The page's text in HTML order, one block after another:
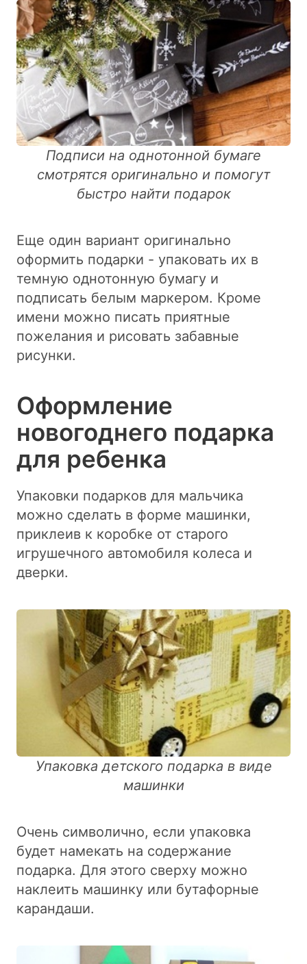
Подписи на однотонной бумаге
смотрятся оригинально и помогут
быстро найти подарок
Еще один вариант оригинально
оформить подарки - упаковать их в
темную однотонную бумагу и
подписать белым маркером. Кроме
имени можно писать приятные
пожелания и рисовать забавные
рисунки.
Оформление
новогоднего подарка
для ребенка
Упаковки подарков для мальчика
можно сделать в форме машинки,
приклеив к коробке от старого
игрушечного автомобиля колеса и
дверки.
Упаковка детского подарка в виде
машинки
Очень символично, если упаковка
будет намекать на содержание
подарка. Для этого сверху можно
наклеить машинку или бутафорные
карандаши.